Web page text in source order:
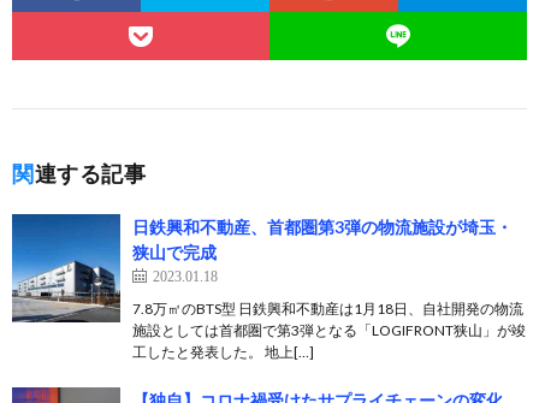
関連する記事
日鉄興和不動産、首都圏第3弾の物流施設が埼玉・
狭山で完成
2023.01.18
7.8万㎡のBTS型 日鉄興和不動産は1月18日、自社開発の物流
施設としては首都圏で第3弾となる「LOGIFRONT狭山」が竣
工したと発表した。 地上[…]